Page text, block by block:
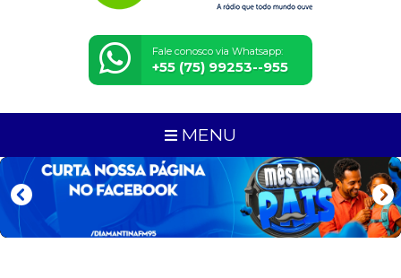
Fale conosco via Whatsapp:
+55 (75) 99253--955
MENU